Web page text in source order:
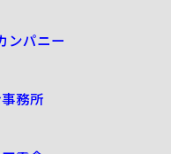
ンパニー
務所